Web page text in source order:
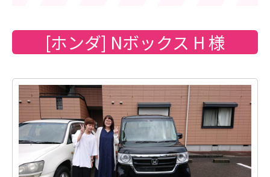
[ホンダ] Nボックス H 様